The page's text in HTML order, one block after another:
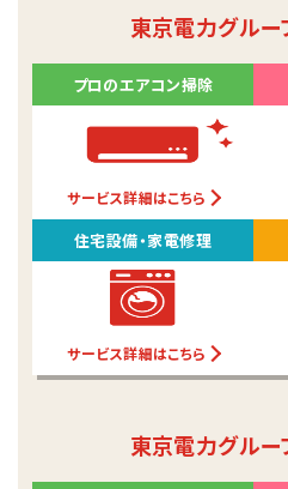
東京電力グルー
プロのエアコン掃除
サービス詳細はこちら
住宅設備・家電修理
サービス詳細はこちら
東京電力グルー